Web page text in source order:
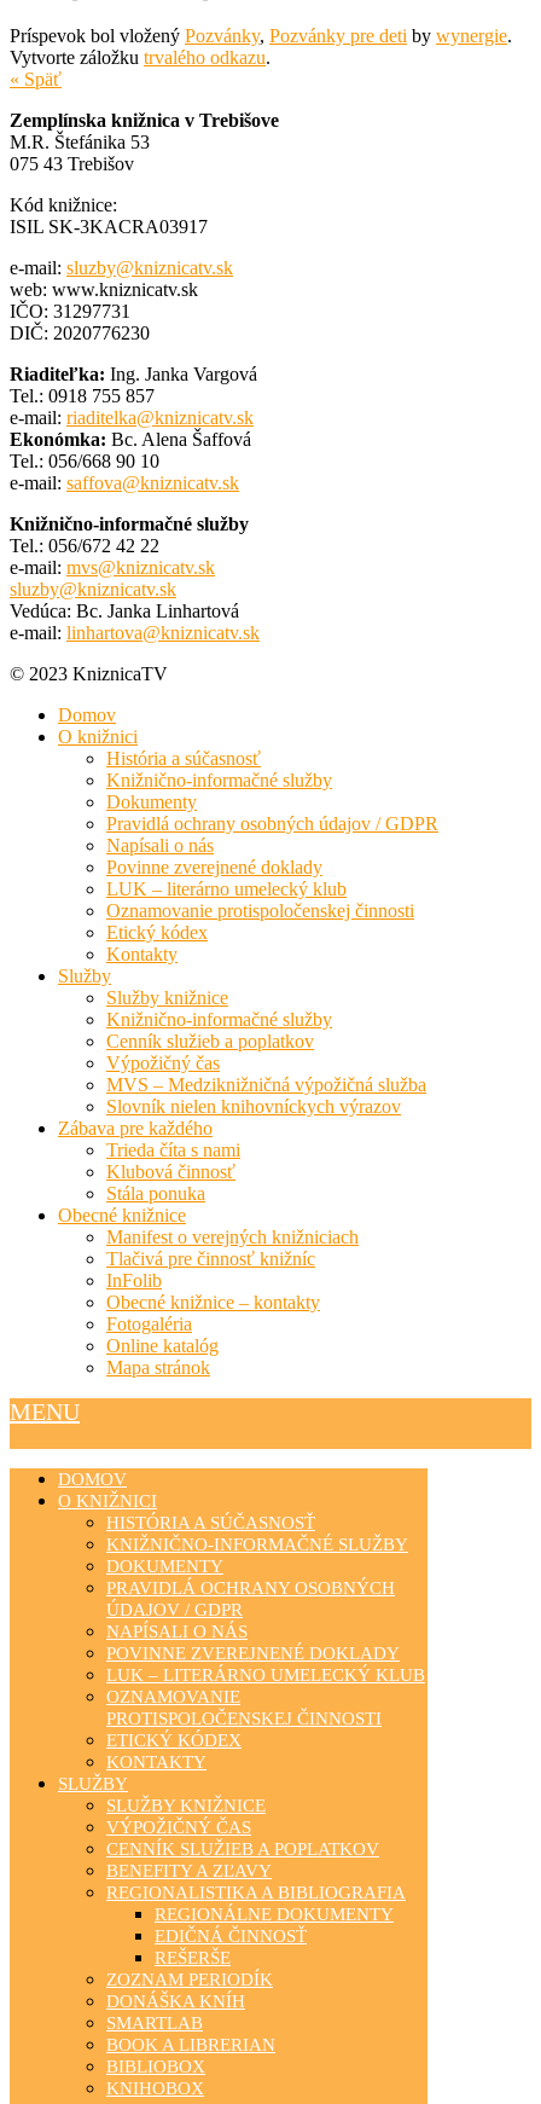
Príspevok bol vložený Pozvánky, Pozvánky pre deti by wynergie.
Vytvorte záložku trvalého odkazu.
« Späť
Zemplínska knižnica v Trebišove
M.R. Štefánika 53
075 43 Trebišov
Kód knižnice:
ISIL SK-3KACRA03917
e-mail: sluzby@kniznicatv.sk
web: www.kniznicatv.sk
IČO: 31297731
DIČ: 2020776230
Riaditeľka: Ing. Janka Vargová
Tel.: 0918 755 857
e-mail: riaditelka@kniznicatv.sk
Ekonómka: Bc. Alena Šaffová
Tel.: 056/668 90 10
e-mail: saffova@kniznicatv.sk
Knižnično-informačné služby
Tel.: 056/672 42 22
e-mail: mvs@kniznicatv.sk
sluzby@kniznicatv.sk
Vedúca: Bc. Janka Linhartová
e-mail: linhartova@kniznicatv.sk
© 2023 KniznicaTV
Domov
O knižnici
História a súčasnosť
Knižnično-informačné služby
Dokumenty
Pravidlá ochrany osobných údajov / GDPR
Napísali o nás
Povinne zverejnené doklady
LUK – literárno umelecký klub
Oznamovanie protispoločenskej činnosti
Etický kódex
Kontakty
Služby
Služby knižnice
Knižnično-informačné služby
Cenník služieb a poplatkov
Výpožičný čas
MVS – Medziknižničná výpožičná služba
Slovník nielen knihovníckych výrazov
Zábava pre každého
Trieda číta s nami
Klubová činnosť
Stála ponuka
Obecné knižnice
Manifest o verejných knižniciach
Tlačivá pre činnosť knižníc
InFolib
Obecné knižnice – kontakty
Fotogaléria
Online katalóg
Mapa stránok
MENU
DOMOV
O KNIŽNICI
HISTÓRIA A SÚČASNOSŤ
KNIŽNIČNO-INFORMAČNÉ SLUŽBY
DOKUMENTY
PRAVIDLÁ OCHRANY OSOBNÝCH
ÚDAJOV / GDPR
NAPÍSALI O NÁS
POVINNE ZVEREJNENÉ DOKLADY
LUK – LITERÁRNO UMELECKÝ KLUB
OZNAMOVANIE
PROTISPOLOČENSKEJ ČINNOSTI
ETICKÝ KÓDEX
KONTAKTY
SLUŽBY
SLUŽBY KNIŽNICE
VÝPOŽIČNÝ ČAS
CENNÍK SLUŽIEB A POPLATKOV
BENEFITY A ZĽAVY
REGIONALISTIKA A BIBLIOGRAFIA
REGIONÁLNE DOKUMENTY
EDIČNÁ ČINNOSŤ
REŠERŠE
ZOZNAM PERIODÍK
DONÁŠKA KNÍH
SMARTLAB
BOOK A LIBRERIAN
BIBLIOBOX
KNIHOBOX